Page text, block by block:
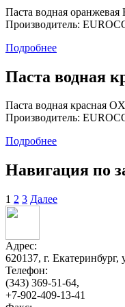
Паста водная оранжевая
Производитель:
Подробнее
Паста водная
Паста водная красная
Производитель:
Подробнее
Навигация по
1 2 3 Далее
Адрес:
620137, г.
Телефон:
(343) 369-51-64,
+7-902-409-13-41